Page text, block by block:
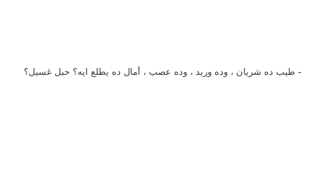
- طيب ده شريان ، وده وريد ، وده عصب ، أمال ده يطلع ايه؟ حبل غسيل؟